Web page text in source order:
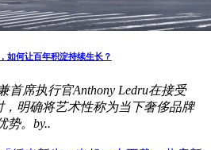
如何让百年积淀持续生长？
首席执行官Anthony Ledru在接受
，明确将艺术性称为当下奢侈品牌
势。by..